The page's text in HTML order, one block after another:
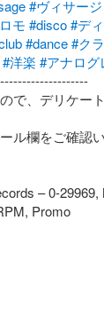
#ヴィサージ
モ #disco #デ
#dance #ク
#洋楽 #アナログ
で、デリケー
ル欄をご確認
– 0-
Promo